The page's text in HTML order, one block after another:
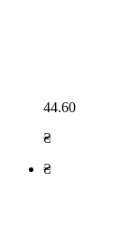
44.60
₴
₴